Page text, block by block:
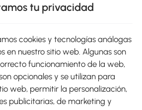
tu privacidad
cookies y tecnologías análogas
en nuestro sitio web. Algunas son
funcionamiento de la web,
opcionales y se utilizan para
web, permitir la personalización,
publicitarias, de marketing y